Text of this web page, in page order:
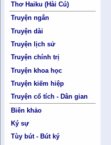
Thơ Haiku (Hài Cú)
Truyện ngắn
Truyện dài
Truyện lịch sử
Truyện chính trị
Truyện khoa học
Truyện kiếm hiệp
Truyện cổ tích - Dân gian
Biên khảo
Ký sự
Tùy bút - Bút ký